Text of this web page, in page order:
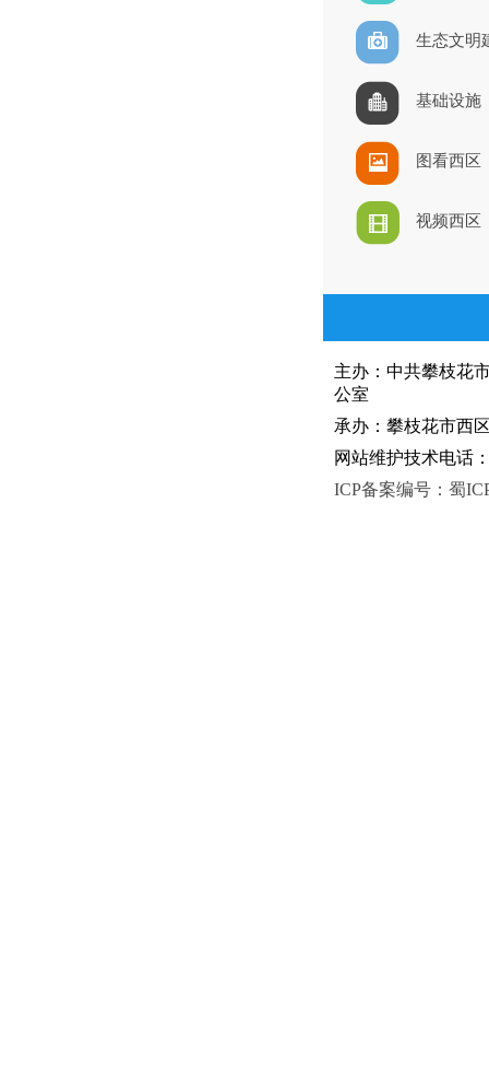
生态文明
基础设施
图看西区
视频西区
主办：中共攀枝
公室
承办：攀枝花市西
网站维护技术电话
ICP备案编号：蜀